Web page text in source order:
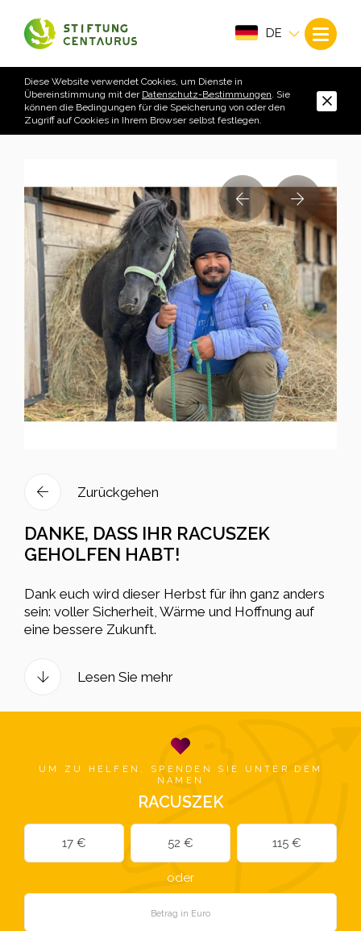
DE
Diese Website verwendet Cookies, um Dienste in
Übereinstimmung mit der Datenschutz-Bestimmungen. Sie
können die Bedingungen für die Speicherung von oder den
Zugriff auf Cookies in Ihrem Browser selbst festlegen.
Zurückgehen
DANKE, DASS IHR RACUSZEK
GEHOLFEN HABT!
Dank euch wird dieser Herbst für ihn ganz anders
sein: voller Sicherheit, Wärme und Hoffnung auf
eine bessere Zukunft.
Lesen Sie mehr
UM ZU HELFEN, SPENDEN SIE UNTER DEM
NAMEN
RACUSZEK
17 € 52 € 115 €
oder